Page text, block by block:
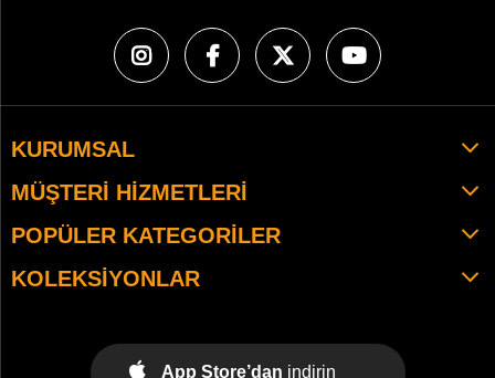
KURUMSAL
MÜŞTERI HIZMETLERI
POPÜLER KATEGORILER
KOLEKSIYONLAR
App Store’dan indirin